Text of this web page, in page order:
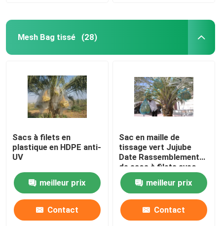
Mesh Bag tissé (28)
Sacs à filets en
plastique en HDPE anti-
UV
meilleur prix
Contact
Sac en maille de
tissage vert Jujube
Date Rassemblement
de sacs à filets avec
corde à tirer
meilleur prix
Contact